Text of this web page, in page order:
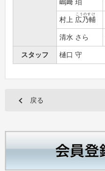
嶋﨑 珀
村上 広乃輔
こうのすけ
清水 さら
スタッフ 樋口 守
戻る